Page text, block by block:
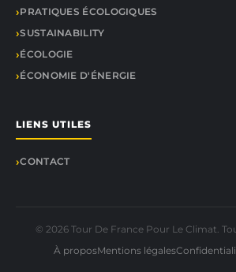
PRATIQUES ÉCOLOGIQUES
SUSTAINABILITY
ÉCOLOGIE
ÉCONOMIE D'ÉNERGIE
LIENS UTILES
CONTACT
© 2026 Tour De France Pour Le Climat.
À proposMentions légales